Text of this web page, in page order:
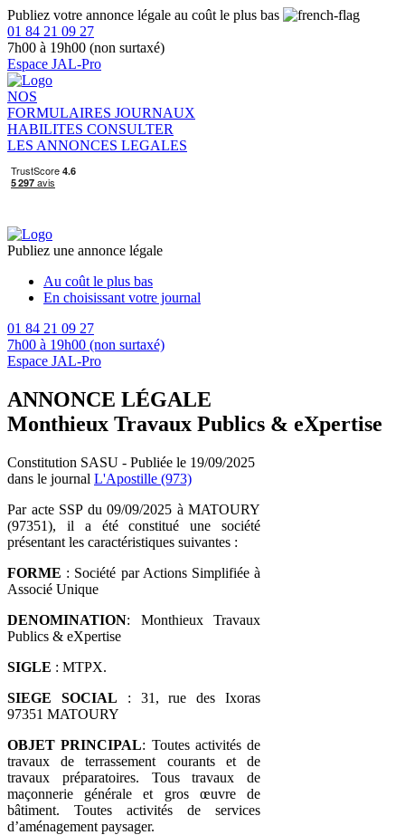
Publiez votre annonce légale au coût le plus bas
01 84 21 09 27
7h00 à 19h00 (non surtaxé)
Espace JAL-Pro
NOS
FORMULAIRES JOURNAUX
HABILITES CONSULTER
LES ANNONCES LEGALES
Publiez une annonce légale
Au coût le plus bas
En choisissant votre journal
01 84 21 09 27
7h00 à 19h00 (non surtaxé)
Espace JAL-Pro
ANNONCE LÉGALE
Monthieux Travaux Publics & eXpertise
Constitution SASU - Publiée le 19/09/2025
dans le journal L'Apostille (973)
Par acte SSP du 09/09/2025 à MATOURY
(97351), il a été constitué une société
présentant les caractéristiques suivantes :
FORME : Société par Actions Simplifiée à
Associé Unique
DENOMINATION: Monthieux Travaux
Publics & eXpertise
SIGLE : MTPX.
SIEGE SOCIAL : 31, rue des Ixoras
97351 MATOURY
OBJET PRINCIPAL: Toutes activités de
travaux de terrassement courants et de
travaux préparatoires. Tous travaux de
maçonnerie générale et gros œuvre de
bâtiment. Toutes activités de services
d’aménagement paysager.